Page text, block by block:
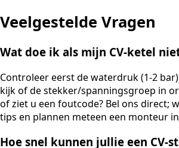
Veelgestelde Vragen
Wat doe ik als mijn CV-ketel
Controleer eerst de waterdruk (1-2
kijk of de stekker/spanningsgroep in
of ziet u een foutcode? Bel ons direct;
tips en plannen meteen een monteur
Hoe snel kunnen jullie een CV-